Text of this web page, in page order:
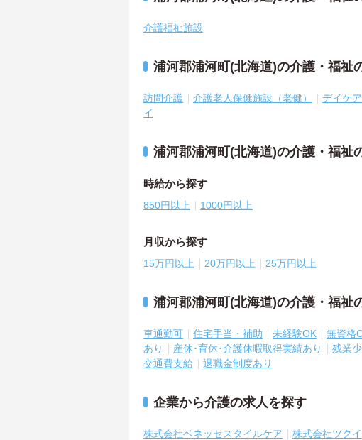
介護福祉施設
浦河郡浦河町(北海道)の介護・福祉
訪問介護 介護老人保健施設（老健） デイケ
イ
浦河郡浦河町(北海道)の介護・福祉
時給から探す
850円以上 1000円以上
月収から探す
15万円以上 20万円以上 25万円以上
浦河郡浦河町(北海道)の介護・福祉
車通勤可 住宅手当・補助 未経験OK 無資格
あり
産休･育休･介護休暇取得実績あり 残業
交通費支給
退職金制度あり
企業から介護の求人を探す
株式会社ベネッセスタイルケア 株式会社ツクイ